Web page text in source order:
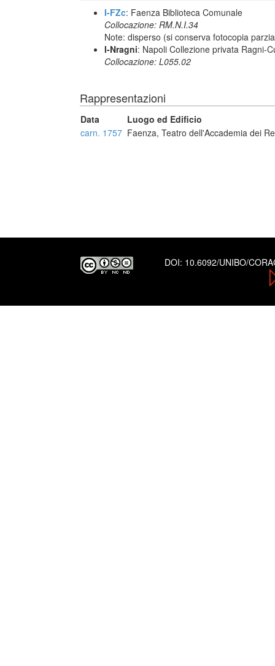
I-FZc: Faenza Biblioteca Comunale
Collocazione: RM.N.I.34
Note: disperso (si conserva fotocopia
I-Nragni: Napoli Collezione privata Ragni-
Collocazione: L055.02
Rappresentazioni
Data
Luogo ed Edificio
carn. 1757 Faenza, Teatro dell'Accademia dei
DOI: 10.6092/UNIBO/